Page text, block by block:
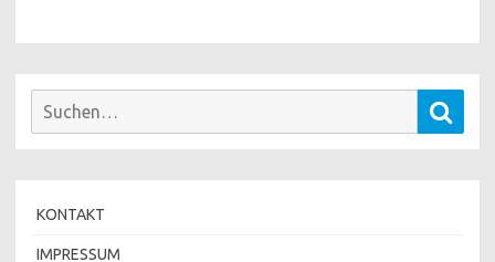
Suchen
KONTAKT
IMPRESSUM